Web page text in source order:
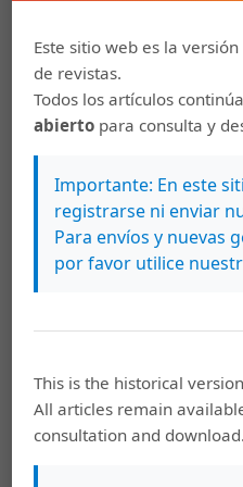
Álvarez, Y. (Comp.). 2008.
costarricense 5: San José.
Juventud. Centro de
Patrimonio Cultural. San
Aragón, J.R. 2003. La cocina
EUCR.
Campabadal, I. 2005.
Rica. San José: EUCR.
Cruse, D.A. 1986. Lexical
Cambridge University Press.
Este sitio web es la
de revistas.
Todos los artículos
abierto para consulta y
Importante: En este
registrarse ni enviar
Para envíos y nuevas
por favor utilice
This is the historical
All articles remain
consultation and download.